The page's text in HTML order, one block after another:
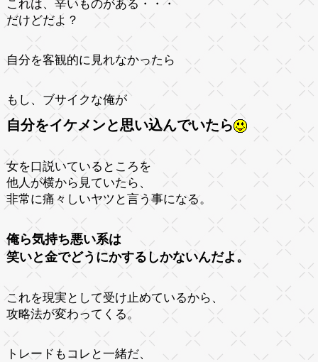
これは、辛いものがある・・・
だけどだよ？
自分を客観的に見れなかったら
もし、ブサイクな俺が
自分をイケメンと思い込んでいたら
女を口説いているところを
他人が横から見ていたら、
非常に痛々しいヤツと言う事になる。
俺ら気持ち悪い系は
笑いと金でどうにかするしかないんだよ。
これを現実として受け止めているから、
攻略法が変わってくる。
トレードもコレと一緒だ、